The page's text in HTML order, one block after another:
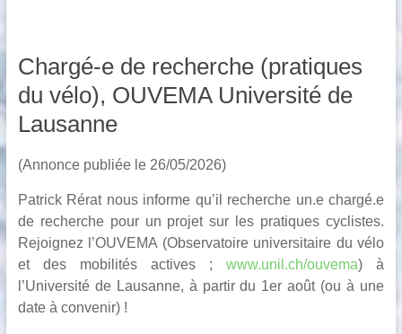
Chargé-e de recherche (pratiques
du vélo), OUVEMA Université de
Lausanne
(Annonce publiée le 26/05/2026)
Patrick Rérat nous informe qu’il recherche un.e chargé.e
de recherche pour un projet sur les pratiques cyclistes.
Rejoignez l’OUVEMA (Observatoire universitaire du vélo
et des mobilités actives ;www.unil.ch/ouvema) à
l’Université de Lausanne, à partir du 1er août (ou à une
date à convenir) !